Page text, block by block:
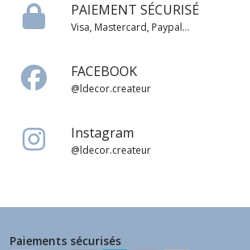
PAIEMENT SÉCURISÉ
Visa, Mastercard, Paypal...
FACEBOOK
@ldecor.createur
Instagram
@ldecor.createur
Paiements sécurisés